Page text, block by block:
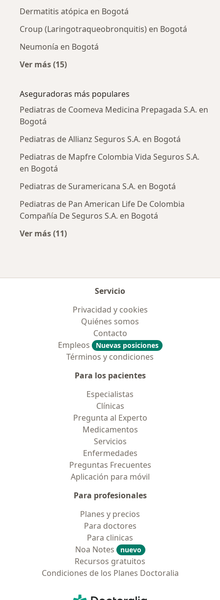
Dermatitis atópica en Bogotá
Croup (Laringotraqueobronquitis) en Bogotá
Neumonía en Bogotá
Ver más (15)
Aseguradoras más populares
Pediatras de Coomeva Medicina Prepagada S.A. en
Bogotá
Pediatras de Allianz Seguros S.A. en Bogotá
Pediatras de Mapfre Colombia Vida Seguros S.A.
en Bogotá
Pediatras de Suramericana S.A. en Bogotá
Pediatras de Pan American Life De Colombia
Compañía De Seguros S.A. en Bogotá
Ver más (11)
Servicio
Privacidad y cookies
Quiénes somos
Contacto
Empleos
Nuevas posiciones
Términos y condiciones
Para los pacientes
Especialistas
Clínicas
Pregunta al Experto
Medicamentos
Servicios
Enfermedades
Preguntas Frecuentes
Aplicación para móvil
Para profesionales
Planes y precios
Para doctores
Para clinicas
Noa Notes
nuevo
Recursos gratuitos
Condiciones de los Planes Doctoralia
Doctoralia - Página de inicio